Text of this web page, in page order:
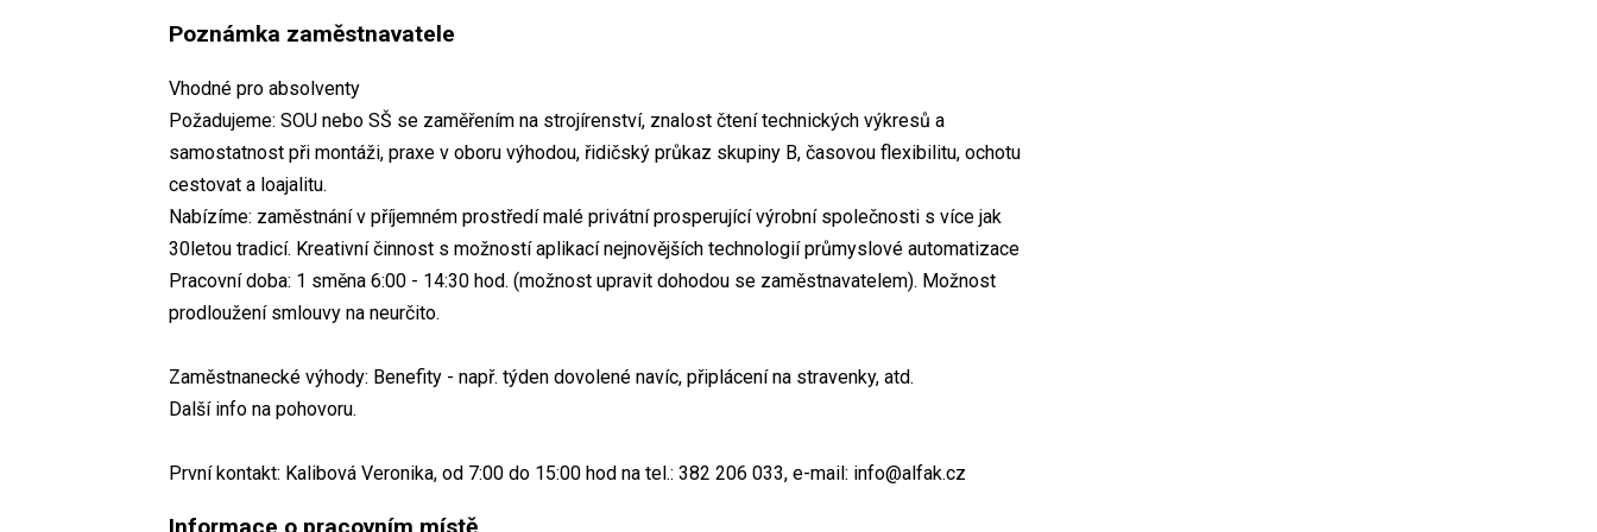
Poznámka zaměstnavatele
Vhodné pro absolventy
Požadujeme: SOU nebo SŠ se zaměřením na strojírenství, znalost čtení technických výkresů a
samostatnost při montáži, praxe v oboru výhodou, řidičský průkaz skupiny B, časovou flexibilitu, ochotu
cestovat a loajalitu.
Nabízíme: zaměstnání v příjemném prostředí malé privátní prosperující výrobní společnosti s více jak
30letou tradicí. Kreativní činnost s možností aplikací nejnovějších technologií průmyslové automatizace
Pracovní doba: 1 směna 6:00 - 14:30 hod. (možnost upravit dohodou se zaměstnavatelem). Možnost
prodloužení smlouvy na neurčito.
Zaměstnanecké výhody: Benefity - např. týden dovolené navíc, připlácení na stravenky, atd.
Další info na pohovoru.
První kontakt: Kalibová Veronika, od 7:00 do 15:00 hod na tel.: 382 206 033, e-mail: info@alfak.cz
Informace o pracovním místě